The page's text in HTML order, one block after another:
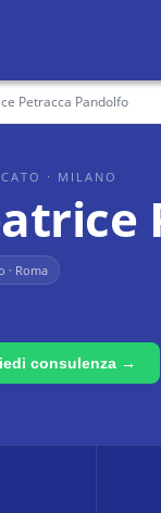
Petracca Pandolfo
· MILANO
· Roma
consulenza →